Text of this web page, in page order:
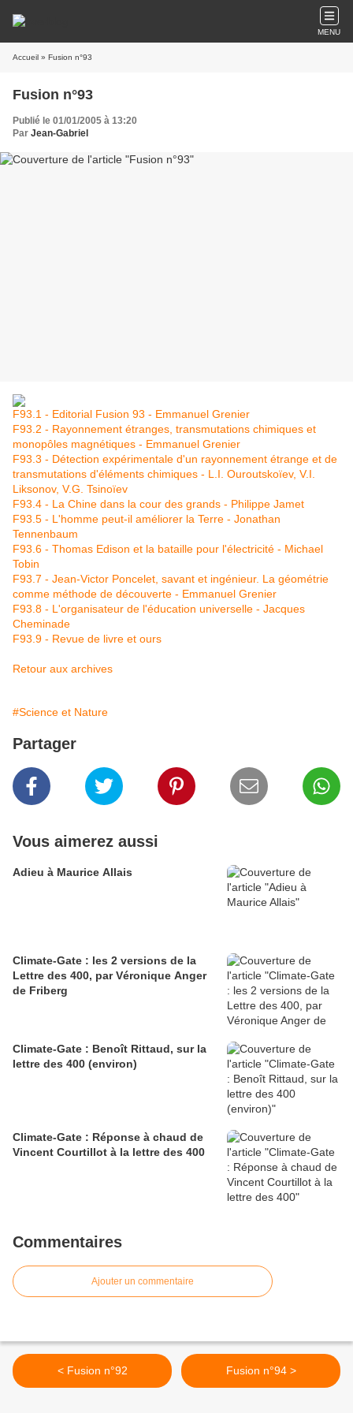
MENU
Accueil » Fusion n°93
Fusion n°93
Publié le 01/01/2005 à 13:20
Par Jean-Gabriel
F93.1 - Editorial Fusion 93 - Emmanuel Grenier
F93.2 - Rayonnement étranges, transmutations chimiques et
monopôles magnétiques - Emmanuel Grenier
F93.3 - Détection expérimentale d'un rayonnement étrange et de
transmutations d'éléments chimiques - L.I. Ouroutskoïev, V.I.
Liksonov, V.G. Tsinoïev
F93.4 - La Chine dans la cour des grands - Philippe Jamet
F93.5 - L'homme peut-il améliorer la Terre - Jonathan
Tennenbaum
F93.6 - Thomas Edison et la bataille pour l'électricité - Michael
Tobin
F93.7 - Jean-Victor Poncelet, savant et ingénieur. La géométrie
comme méthode de découverte - Emmanuel Grenier
F93.8 - L'organisateur de l'éducation universelle - Jacques
Cheminade
F93.9 - Revue de livre et ours
Retour aux archives
#Science et Nature
Partager
Vous aimerez aussi
Adieu à Maurice Allais
Climate-Gate : les 2 versions de la
Lettre des 400, par Véronique Anger
de Friberg
Climate-Gate : Benoît Rittaud, sur la
lettre des 400 (environ)
Climate-Gate : Réponse à chaud de
Vincent Courtillot à la lettre des 400
Commentaires
Ajouter un commentaire
< Fusion n°92 Fusion n°94 >